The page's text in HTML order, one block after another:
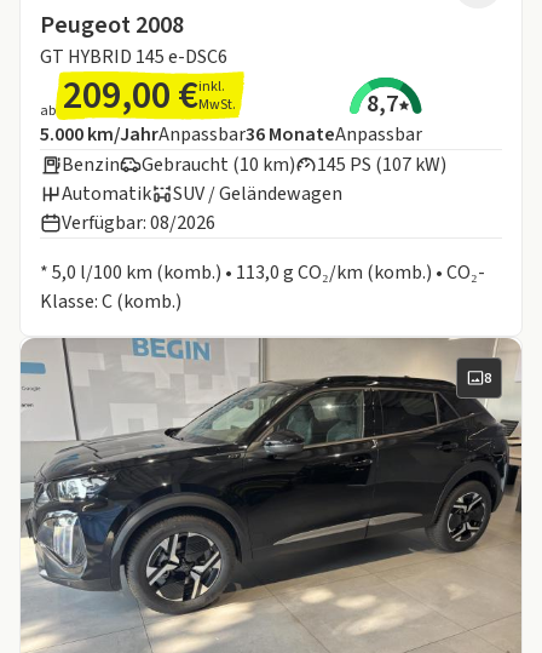
Peugeot 2008
GT HYBRID 145 e-DSC6
ab 209,00 €inkl.
MwSt.
8,7
Angebotsdetails:
Inklusive Laufleistung
5.000 km/JahrAnpassbarLaufzeit
36MonateAnpassbar
Benzin
Gebraucht (10 km)
145 PS (107 kW)
Automatik
SUV / Geländewagen
Verfügbar: 08/2026
* 5,0 l/100 km (komb.) • 113,0 g CO₂/km (komb.) • CO₂-
Klasse: C (komb.)
8